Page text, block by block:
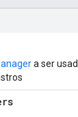
a ser